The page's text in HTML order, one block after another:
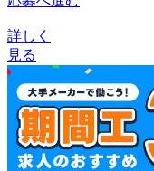
詳しく
見る